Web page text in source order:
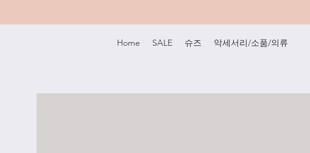
Home SALE 슈즈 악세서리/소품/의류